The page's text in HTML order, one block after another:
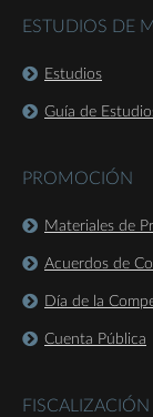
ESTUDIOS DE
Estudios
Guía de
PROMOCIÓN
Materiales de
Acuerdos de
Día de la
Cuenta Pública
FISCALIZACIÓN